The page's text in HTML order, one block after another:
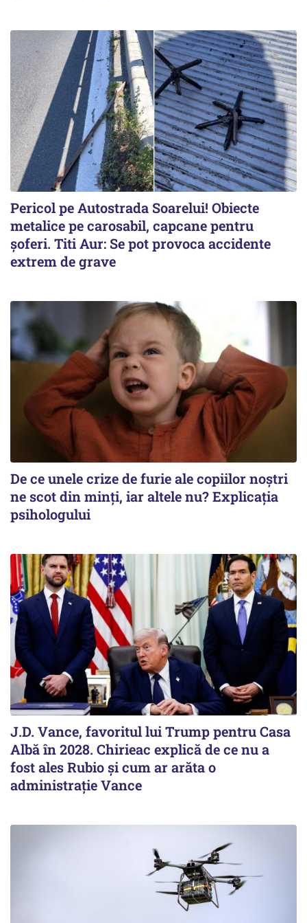
Pericol pe Autostrada Soarelui! Obiecte
metalice pe carosabil, capcane pentru
șoferi. Titi Aur: Se pot provoca accidente
extrem de grave
De ce unele crize de furie ale copiilor noștri
ne scot din minți, iar altele nu? Explicația
psihologului
J.D. Vance, favoritul lui Trump pentru Casa
Albă în 2028. Chirieac explică de ce nu a
fost ales Rubio și cum ar arăta o
administrație Vance